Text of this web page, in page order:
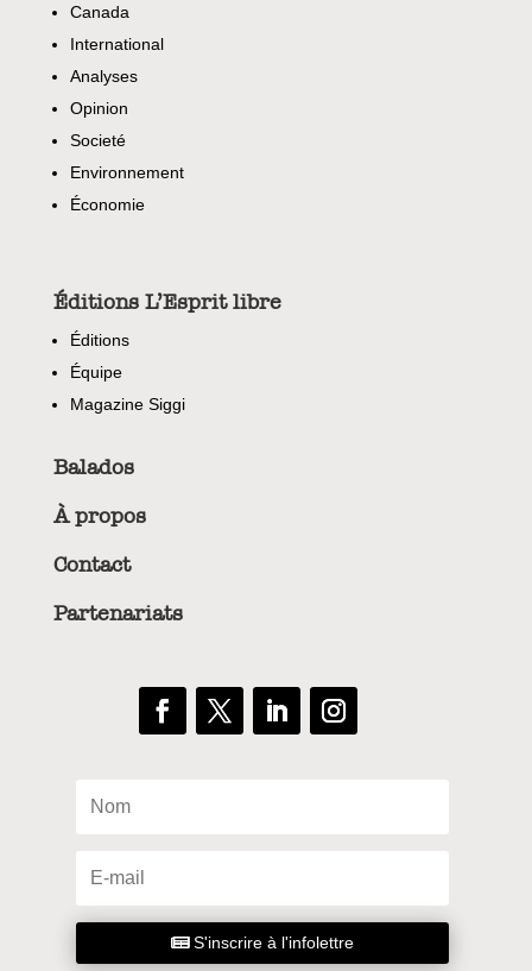
Canada
International
Analyses
Opinion
Societé
Environnement
Économie
Éditions L’Esprit libre
Éditions
Équipe
Magazine Siggi
Balados
À propos
Contact
Partenariats
S'inscrire à l'infolettre